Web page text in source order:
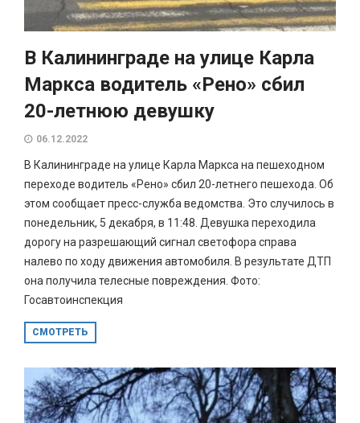
В Калининграде на улице Карла
Маркса водитель «Рено» сбил
20-летнюю девушку
06.12.2022
В Калининграде на улице Карла Маркса на пешеходном
переходе водитель «Рено» сбил 20-летнего пешехода. Об
этом сообщает пресс-служба ведомства. Это случилось в
понедельник, 5 декабря, в 11:48. Девушка переходила
дорогу на разрешающий сигнал светофора справа
налево по ходу движения автомобиля. В результате ДТП
она получила телесные повреждения. Фото:
Госавтоинспекция
СМОТРЕТЬ